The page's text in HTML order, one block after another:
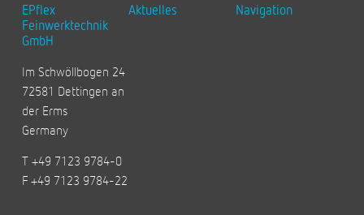
EPflex
Feinwerktechnik
GmbH
Im Schwöllbogen 24
72581 Dettingen an
der Erms
Germany
T +49 7123 9784-0
F +49 7123 9784-22
Aktuelles Navigation